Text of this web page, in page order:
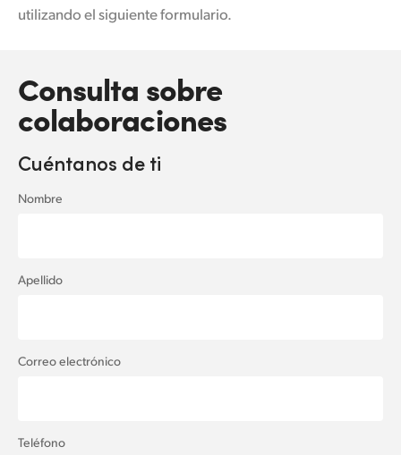
New Zealand
Poland
Portugal
Singapore
Turkey
utilizando el siguiente formulario.
Consulta sobre
colaboraciones
Cuéntanos de ti
Nombre
Apellido
Correo electrónico
Teléfono